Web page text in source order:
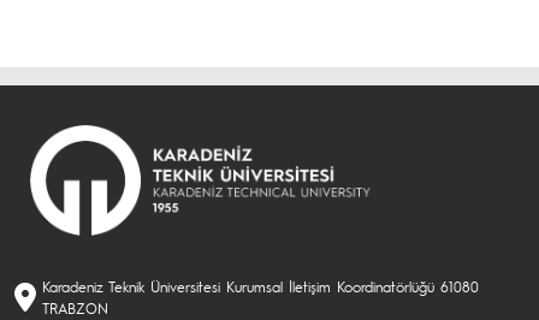
Karadeniz Teknik Üniversitesi Kurumsal İletişim Koordinatörlüğü 61080
TRABZON